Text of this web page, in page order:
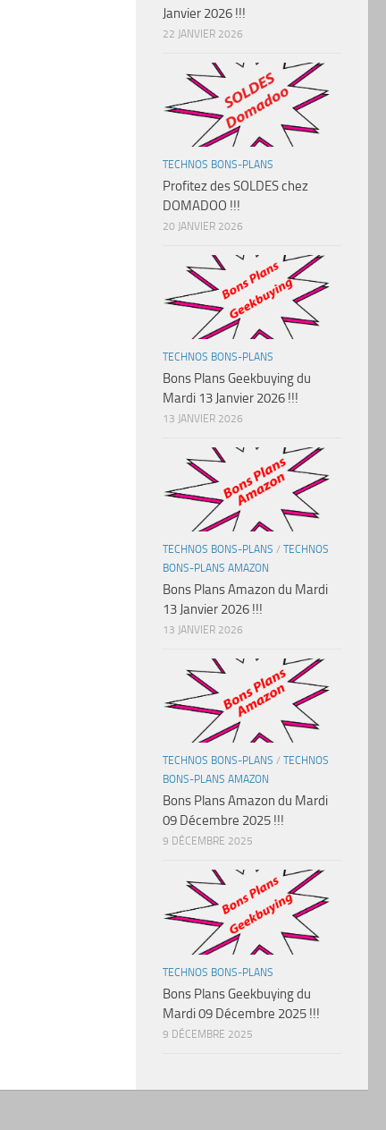
Janvier 2026 !!!
22 JANVIER 2026
TECHNOS BONS-PLANS
Profitez des SOLDES chez
DOMADOO !!!
20 JANVIER 2026
TECHNOS BONS-PLANS
Bons Plans Geekbuying du
Mardi 13 Janvier 2026 !!!
13 JANVIER 2026
TECHNOS BONS-PLANS / TECHNOS
BONS-PLANS AMAZON
Bons Plans Amazon du Mardi
13 Janvier 2026 !!!
13 JANVIER 2026
TECHNOS BONS-PLANS / TECHNOS
BONS-PLANS AMAZON
Bons Plans Amazon du Mardi
09 Décembre 2025 !!!
9 DÉCEMBRE 2025
TECHNOS BONS-PLANS
Bons Plans Geekbuying du
Mardi 09 Décembre 2025 !!!
9 DÉCEMBRE 2025